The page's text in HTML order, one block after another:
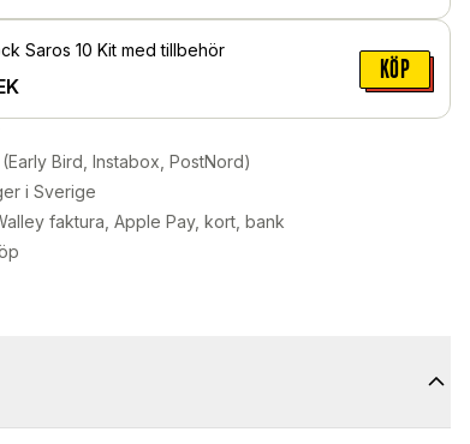
Saros 10 Kit med tillbehör
KÖP
Bird, Instabox, PostNord)
i Sverige
faktura, Apple Pay, kort, bank